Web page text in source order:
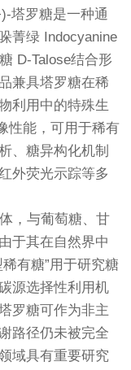
塔罗糖是一种通
菁绿 Indocyanine
D-Talose结合形
兼具塔罗糖在稀
利用中的特殊生
性能，可用于稀有
、糖异构化机制
外荧光示踪等多
，与葡萄糖、甘
于其在自然界中
有糖”用于研究糖
源选择性利用机
罗糖可作为非主
路径仍未被完全
域具有重要研究